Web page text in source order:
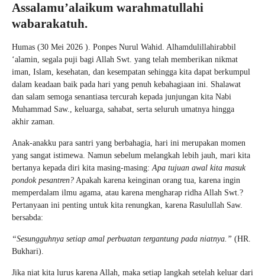
Assalamu’alaikum warahmatullahi
wabarakatuh.
Humas (30 Mei 2026 ). Ponpes Nurul Wahid. Alhamdulillahirabbil
‘alamin, segala puji bagi Allah Swt. yang telah memberikan nikmat
iman, Islam, kesehatan, dan kesempatan sehingga kita dapat berkumpul
dalam keadaan baik pada hari yang penuh kebahagiaan ini. Shalawat
dan salam semoga senantiasa tercurah kepada junjungan kita Nabi
Muhammad Saw., keluarga, sahabat, serta seluruh umatnya hingga
akhir zaman.
Anak-anakku para santri yang berbahagia, hari ini merupakan momen
yang sangat istimewa. Namun sebelum melangkah lebih jauh, mari kita
bertanya kepada diri kita masing-masing:Apa tujuan awal kita masuk
pondok pesantren? Apakah karena keinginan orang tua, karena ingin
memperdalam ilmu agama, atau karena mengharap ridha Allah Swt.?
Pertanyaan ini penting untuk kita renungkan, karena Rasulullah Saw.
bersabda:
“Sesungguhnya setiap amal perbuatan tergantung pada niatnya.” (HR.
Bukhari).
Jika niat kita lurus karena Allah, maka setiap langkah setelah keluar dari